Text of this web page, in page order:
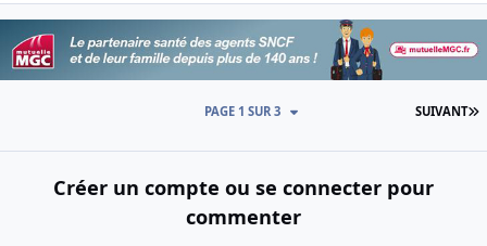
SUIVANT
PAGE 1 SUR 3
Créer un compte ou se connecter pour
commenter